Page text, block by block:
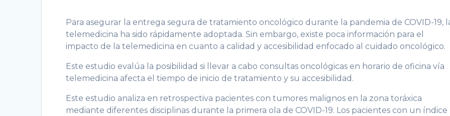
Para asegurar la entrega segura de tratamiento oncológico durante la pandemia de COVID-19,
telemedicina ha sido rápidamente adoptada. Sin embargo, existe poca información para el
impacto de la telemedicina en cuanto a calidad y accesibilidad enfocado al cuidado oncológico.
Este estudio evalúa la posibilidad si llevar a cabo consultas oncológicas en horario de oficina vía
telemedicina afecta el tiempo de inicio de tratamiento y su accesibilidad.
Este estudio analiza en retrospectiva pacientes con tumores malignos en la zona toráxica
mediante diferentes disciplinas durante la primera ola de COVID-19. Los pacientes con un índice